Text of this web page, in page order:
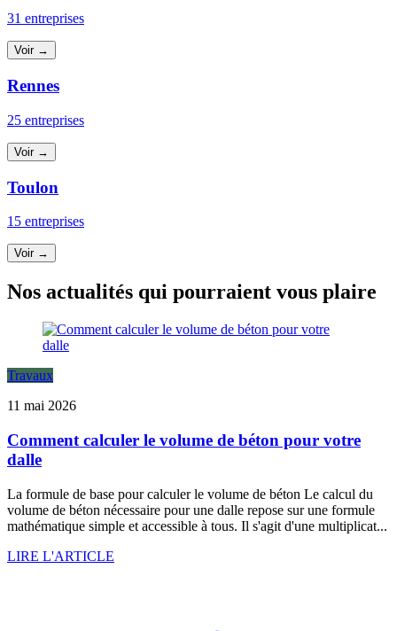
31 entreprises
Voir →
Rennes
25 entreprises
Voir →
Toulon
15 entreprises
Voir →
Nos actualités qui pourraient vous plaire
Travaux
11 mai 2026
Comment calculer le volume de béton pour votre
dalle
La formule de base pour calculer le volume de béton Le calcul du
volume de béton nécessaire pour une dalle repose sur une formule
mathématique simple et accessible à tous. Il s'agit d'une multiplicat...
LIRE L'ARTICLE